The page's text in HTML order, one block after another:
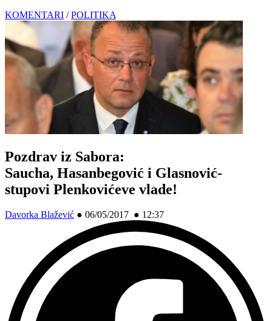
KOMENTARI /POLITIKA
Pozdrav iz Sabora:
Saucha, Hasanbegović i Glasnović-
stupovi Plenkovićeve vlade!
Davorka Blažević ● 06/05/2017 ● 12:37